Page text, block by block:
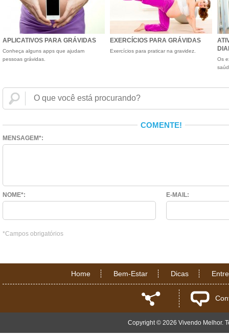
APLICATIVOS PARA GRÁVIDAS
Conheça alguns apps que ajudam
pessoas grávidas.
EXERCÍCIOS PARA GRÁVIDAS
Exercícios para praticar na gravidez.
Os
COMENTE!
MENSAGEM*:
NOME*: E-MAIL:
*Campos obrigatórios
Home Bem-Estar Dicas
Copyright © 2026 Vivendo Melhor.